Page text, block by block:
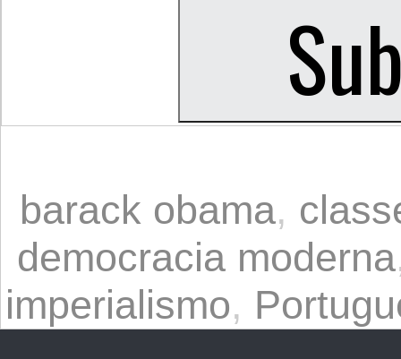
barack obama,
democracia moderna
imperialismo,